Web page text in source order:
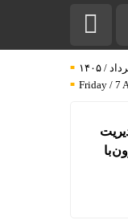
Friday / 7
با